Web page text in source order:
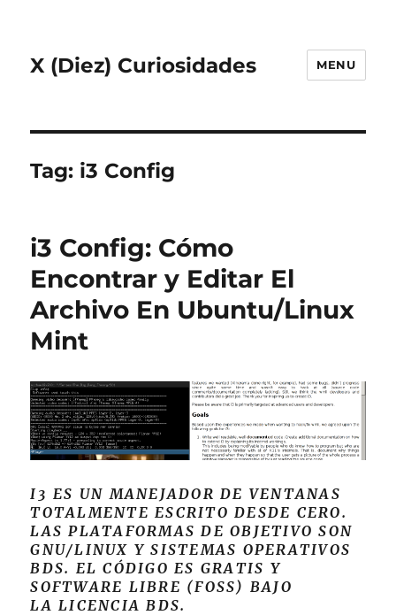
X (Diez) Curiosidades MENU
Tag: i3 Config
i3 Config: Cómo
Encontrar y Editar El
Archivo En Ubuntu/Linux
Mint
I3 ES UN MANEJADOR DE VENTANAS
TOTALMENTE ESCRITO DESDE CERO.
LAS PLATAFORMAS DE OBJETIVO SON
GNU/LINUX Y SISTEMAS OPERATIVOS
BDS. EL CÓDIGO ES GRATIS Y
SOFTWARE LIBRE (FOSS) BAJO
LA LICENCIA BDS.